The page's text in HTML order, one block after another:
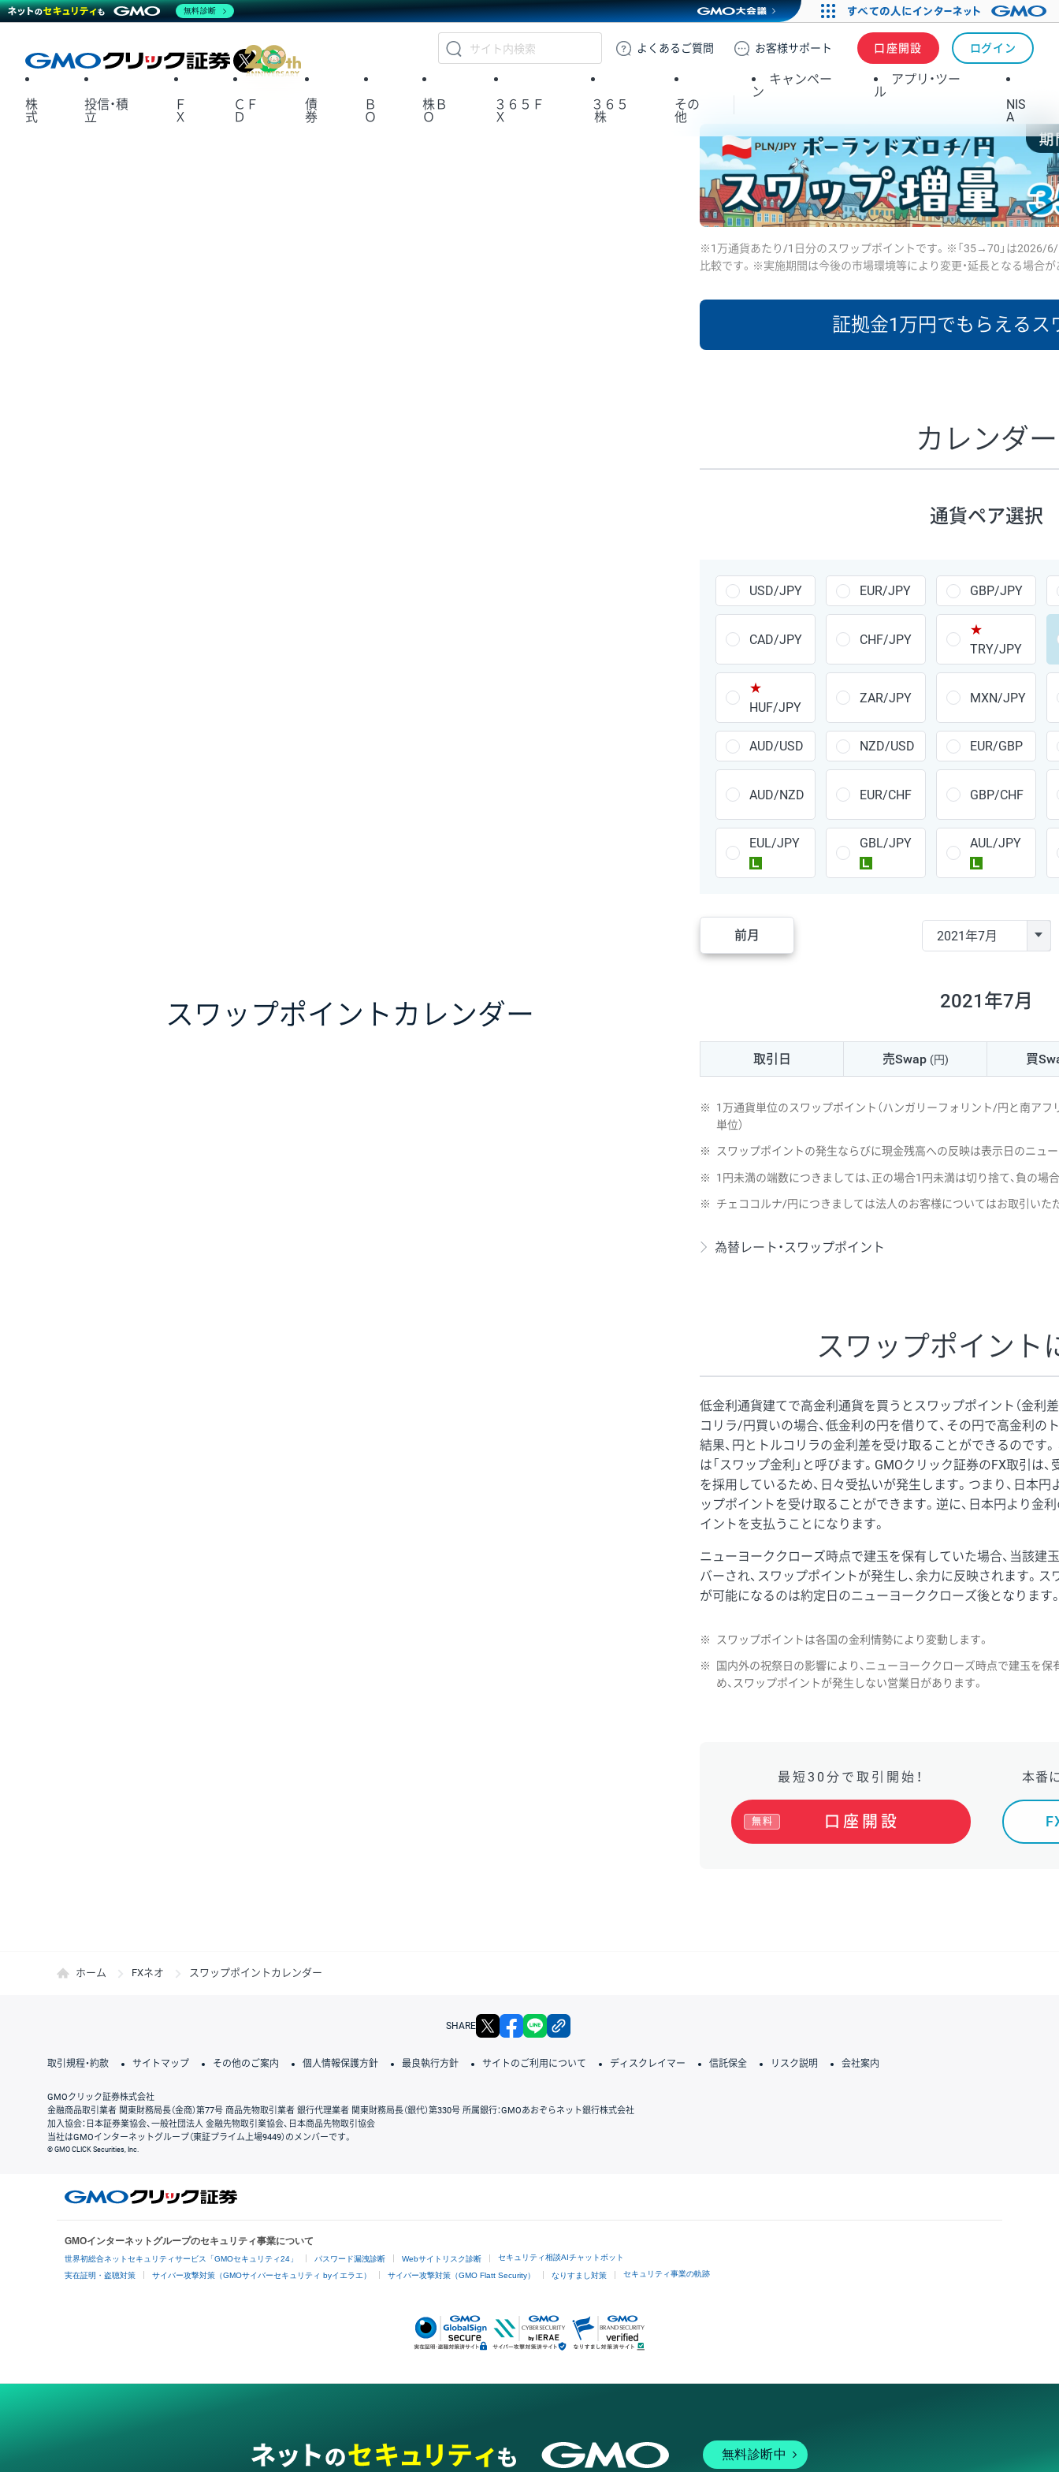
GMOクリック証券
よくある ご質問 お客様サポート 口座開設 ログイン
X
株
式
投信・積
立
Ｆ
Ｘ
ＣＦ
Ｄ
債
券
Ｂ
Ｏ
株Ｂ
Ｏ
３６５Ｆ
Ｘ
３６５
株
その
他
キャンペー
ン
アプリ・ツー
ル
NIS
A
スワップポイント カレンダー
※1万通貨あたり/1日分のスワップポイントです。※「35→70」は2026/6/
比較です。※実施期間は今後の市場環境等により変更・延長となる場合が
証拠金1万円でもらえるス
あたりの
ポイント
GBP/JPY 170円
AUD/JPY 106円
NZD/JPY 28円
CAD/JPY 38円
CHF/JPY 34円
PLN/JPY 35円
HUF/JPY 16円
ZAR/JPY 130円
MXN/JPY 140円
AUD/USD
EUR/AUD 103円
160円
※ハンガリーフォリント/円と南アフリカランド/円とメキシコペソ/
カレンダー
通貨ペア選択
USD/JPY EUR/JPY GBP/JPY
CAD/JPY CHF/JPY
★
TRY/JPY
★
HUF/JPY
ZAR/JPY MXN/JPY
AUD/USD NZD/USD EUR/GBP
AUD/NZD EUR/CHF GBP/CHF
EUL/JPY
GBL/JPY
AUL/JPY
前月
2021年7月
取引日 売Swap (円) 買
※
1万通貨単位のスワップポイント（ハンガリーフォリント/円と南ア
単位）
※ スワップポイントの発生ならびに現金残高への反映は表示日のニュ
※ 1円未満の端数につきましては、正の場合1円未満は切り捨て、負の場
※ チェココルナ/円につきましては法人のお客様についてはお取引いた
為替レート・スワップポイント
スワップポイント
低金利通貨建てで高金利通貨を買うとスワップポイント（金利
コリラ/円買いの場合、低金利の円を借りて、その円で高金利の
結果、円とトルコリラの金利差を受け取ることができるのです
は「スワップ金利」と呼びます。GMOクリック証券のFX取引は
を採用しているため、日々受払いが発生します。つまり、日本
ップポイントを受け取ることができます。逆に、日本円より金
イントを支払うことになります。
ニューヨーククローズ時点で建玉を保有していた場合、当該建
バーされ、スワップポイントが発生し、余力に反映されます。
が可能になるのは約定日のニューヨーククローズ後となります
※ スワップポイントは各国の金利情勢により変動します。
※
国内外の祝祭日の影響により、ニューヨーククローズ時点で建玉を
め、スワップポイントが発生しない営業日があります。
最短30分で取引開始！
口座開設
無料
本番
ホーム FXネオ スワップポイントカレンダー
SHARE X facebook
取引規程・約款 サイトマップ その他のご案内 個人情報保護方針 最良執行方針 サイトのご利用について ディスクレイマー 信託保全 リスク説明 会社案内
GMOクリック証券株式会社
金融商品取引業者 関東財務局長（金商）第77号 商品先物取引業者 銀行代理業者 関東財務局長（銀代）第330号 所属銀行：GMOあおぞらネット銀行株式会社
加入協会：日本証券業協会、一般社団法人 金融先物取引業協会、日本商品先物取引協会
当社はGMOインターネットグループ（東証プライム上場9449）のメンバーです。
© GMO CLICK Securities, Inc.
GMOインターネットグループのセキュリティ事業について
世界初総合ネットセキュリティサービス「GMOセキュリティ24」 パスワード漏洩診断 Webサイトリスク診断 セキュリティ相談AIチャットボット
実在証明・盗聴対策 サイバー攻撃対策（GMOサイバーセキュリティ byイエラエ） サイバー攻撃対策（GMO Flatt Security） なりすまし対策 セキュリティ事業の軌跡
無料診断中
無料診断